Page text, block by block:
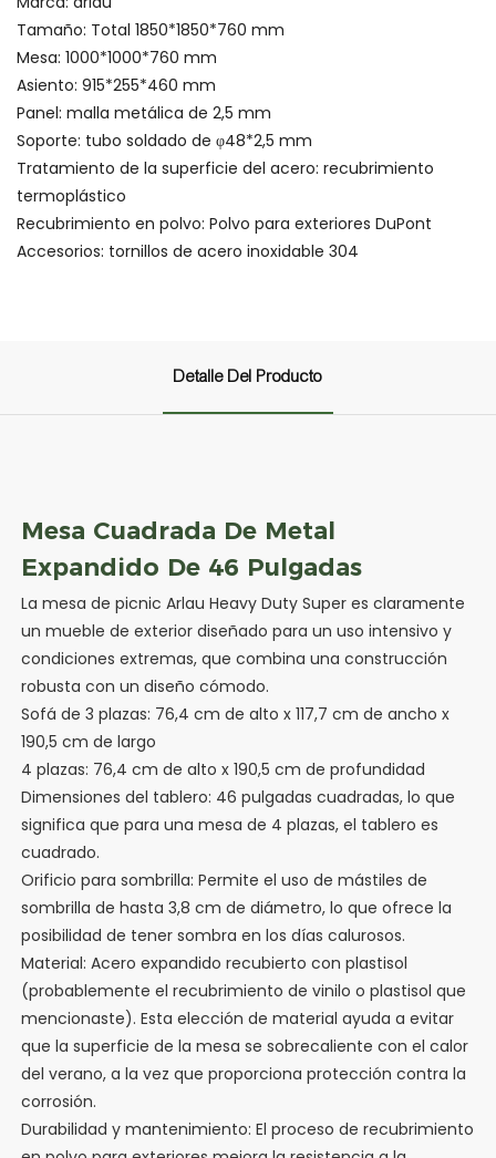
Tamaño: Total 1850*1850*760 mm
Mesa: 1000*1000*760 mm
Asiento: 915*255*460 mm
Panel: malla metálica de 2,5 mm
Soporte: tubo soldado de φ48*2,5 mm
Tratamiento de la superficie del acero: recubrimiento
termoplástico
Recubrimiento en polvo: Polvo para exteriores DuPont
Accesorios: tornillos de acero inoxidable 304
Detalle Del Producto
Mesa Cuadrada De Metal
Expandido De 46 Pulgadas
La mesa de picnic Arlau Heavy Duty Super es claramente
un mueble de exterior diseñado para un uso intensivo y
condiciones extremas, que combina una construcción
robusta con un diseño cómodo.
Sofá de 3 plazas: 76,4 cm de alto x 117,7 cm de ancho x
190,5 cm de largo
4 plazas: 76,4 cm de alto x 190,5 cm de profundidad
Dimensiones del tablero: 46 pulgadas cuadradas, lo que
significa que para una mesa de 4 plazas, el tablero es
cuadrado.
Orificio para sombrilla: Permite el uso de mástiles de
sombrilla de hasta 3,8 cm de diámetro, lo que ofrece la
posibilidad de tener sombra en los días calurosos.
Material: Acero expandido recubierto con plastisol
(probablemente el recubrimiento de vinilo o plastisol que
mencionaste). Esta elección de material ayuda a evitar
que la superficie de la mesa se sobrecaliente con el calor
del verano, a la vez que proporciona protección contra la
corrosión.
Durabilidad y mantenimiento: El proceso de recubrimiento